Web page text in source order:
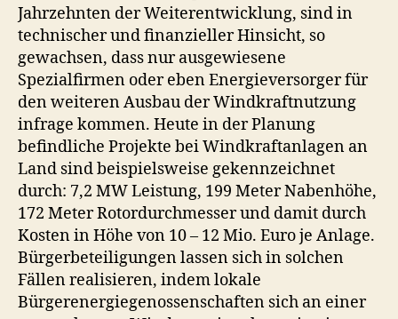
Jahrzehnten der Weiterentwicklung, sind in
technischer und finanzieller Hinsicht, so
gewachsen, dass nur ausgewiesene
Spezialfirmen oder eben Energieversorger für
den weiteren Ausbau der Windkraftnutzung
infrage kommen. Heute in der Planung
befindliche Projekte bei Windkraftanlagen an
Land sind beispielsweise gekennzeichnet
durch: 7,2 MW Leistung, 199 Meter Nabenhöhe,
172 Meter Rotordurchmesser und damit durch
Kosten in Höhe von 10 – 12 Mio. Euro je Anlage.
Bürgerbeteiligungen lassen sich in solchen
Fällen realisieren, indem lokale
Bürgerenergiegenossenschaften sich an einer